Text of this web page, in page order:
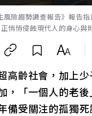
險趨勢調查報告》報告
正悄悄侵蝕現代人的身心與
高齡社會，加上
，「一個人的老
備受關注的孤獨